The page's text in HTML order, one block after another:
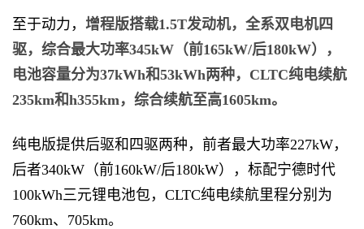
至于动力， 增程版搭载1.5T发动机，全系双电机四
驱，综合最大功率345kW（前165kW/后180kW），
电池容量分为37kWh和53kWh两种，CLTC纯电续航
235km和h355km，综合续航至高1605km。
纯电版提供后驱和四驱两种，前者最大功率227kW，
后者340kW（前160kW/后180kW），标配宁德时代
100kWh三元锂电池包，CLTC纯电续航里程分别为
760km、705km。